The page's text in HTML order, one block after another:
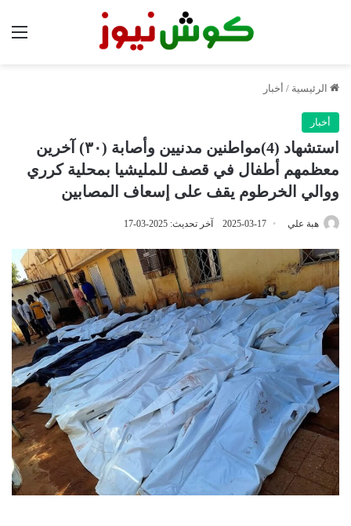
الرئيسية / أخبار
أخبار
استشهاد (4)مواطنين مدنيين وأصابة (٣٠) آخرين
معظمهم أطفال في قصف للمليشيا بمحلية كرري
ووالي الخرطوم يقف على إسعاف المصابين
هبة علي 2025-03-17 آخر تحديث: 2025-03-17